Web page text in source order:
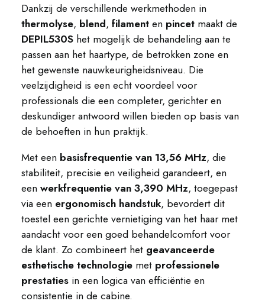
Dankzij de verschillende werkmethoden in
thermolyse, blend, filamenten pincet maakt de
DEPIL530S het mogelijk de behandeling aan te
passen aan het haartype, de betrokken zone en
het gewenste nauwkeurigheidsniveau. Die
veelzijdigheid is een echt voordeel voor
professionals die een completer, gerichter en
deskundiger antwoord willen bieden op basis van
de behoeften in hun praktijk.
Met een basisfrequentie van 13,56 MHz, die
stabiliteit, precisie en veiligheid garandeert, en
eenwerkfrequentie van 3,390 MHz, toegepast
via een ergonomisch handstuk, bevordert dit
toestel een gerichte vernietiging van het haar met
aandacht voor een goed behandelcomfort voor
de klant. Zo combineert het geavanceerde
esthetische technologie met professionele
prestaties in een logica van efficiëntie en
consistentie in de cabine.